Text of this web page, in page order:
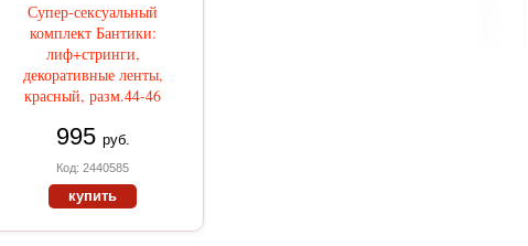
Супер-сексуальный
комплект Бантики:
лиф+стринги,
декоративные ленты,
красный, разм.44-46
995 руб.
Код: 2440585
купить